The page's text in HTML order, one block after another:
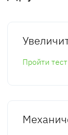
Пройти тест